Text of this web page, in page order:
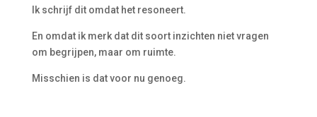
Ik schrijf dit omdat het resoneert.
En omdat ik merk dat dit soort inzichten niet vragen
om begrijpen, maar om ruimte.
Misschien is dat voor nu genoeg.